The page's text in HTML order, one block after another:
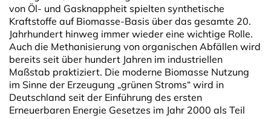
von Öl- und Gasknappheit spielten synthetische
Kraftstoffe auf Biomasse-Basis über das gesamte 20.
Jahrhundert hinweg immer wieder eine wichtige Rolle.
Auch die Methanisierung von organischen Abfällen wird
bereits seit über hundert Jahren im industriellen
Maßstab praktiziert. Die moderne Biomasse Nutzung
im Sinne der Erzeugung „grünen Stroms“ wird in
Deutschland seit der Einführung des ersten
Erneuerbaren Energie Gesetzes im Jahr 2000 als Teil